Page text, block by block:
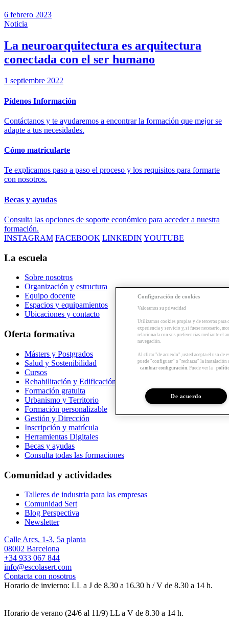
6 febrero 2023
Noticia
La neuroarquitectura es arquitectura
conectada con el ser humano
1 septiembre 2022
Pídenos Información
Contáctanos y te ayudaremos a encontrar la formación que mejor se
adapte a tus necesidades.
Cómo matricularte
Te explicamos paso a paso el proceso y los requisitos para formarte
con nosotros.
Becas y ayudas
Consulta las opciones de soporte económico para acceder a nuestra
formación.
INSTAGRAM FACEBOOK LINKEDIN YOUTUBE
La escuela
Sobre nosotros
Organización y estructura
Equipo docente
Espacios y equipamientos
Ubicaciones y contacto
Oferta formativa
Másters y Postgrados
Salud y Sostenibilidad
Cursos
Rehabilitación y Edificación
Formación gratuita
Urbanismo y Territorio
Formación personalizable
Gestión y Dirección
Inscripción y matrícula
Herramientas Digitales
Becas y ayudas
Consulta todas las formaciones
Comunidad y actividades
Talleres de industria para las empresas
Comunidad Sert
Blog Perspectiva
Newsletter
Calle Arcs, 1-3, 5a planta
08002 Barcelona
+34 933 067 844
info@escolasert.com
Contacta con nosotros
Horario de invierno: LL a J de 8.30 a 16.30 h / V de 8.30 a 14 h.
Horario de verano (24/6 al 11/9) LL a V de 8.30 a 14 h.
Configuración de cookies
Valoramos su privacidad
Utilizamos cookies propias y de terceros para
experiencia y servicio y, si fuese necesario,
relacionada con sus preferencias mediante el
navegación.
Al clicar "de acuerdo", usted acepta el uso de
puede "configurar" o "rechazar" la instalación
cambiar configuración. Puede ver la
De acuerdo